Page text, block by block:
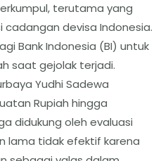
terutama yang
cadangan devisa Indonesia.
Bank Indonesia (BI) untuk
saat gejolak terjadi.
Yudhi Sadewa
Rupiah hingga
didukung oleh evaluasi
lama tidak efektif karena